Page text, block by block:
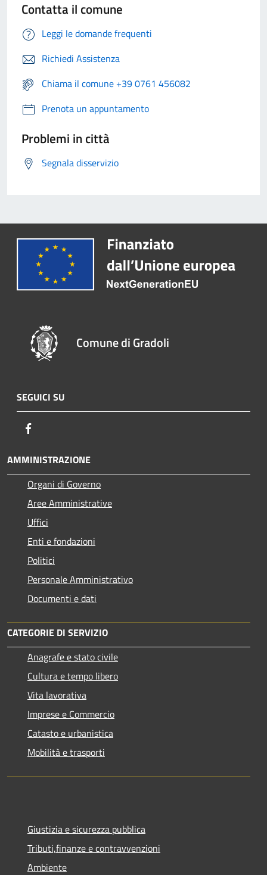
Contatta il comune
Leggi le domande frequenti
Richiedi Assistenza
Chiama il comune +39 0761 456082
Prenota un appuntamento
Problemi in città
Segnala disservizio
Comune di Gradoli
SEGUICI SU
AMMINISTRAZIONE
Organi di Governo
Aree Amministrative
Uffici
Enti e fondazioni
Politici
Personale Amministrativo
Documenti e dati
CATEGORIE DI SERVIZIO
Anagrafe e stato civile
Cultura e tempo libero
Vita lavorativa
Imprese e Commercio
Catasto e urbanistica
Mobilità e trasporti
Giustizia e sicurezza pubblica
Tributi,finanze e contravvenzioni
Ambiente